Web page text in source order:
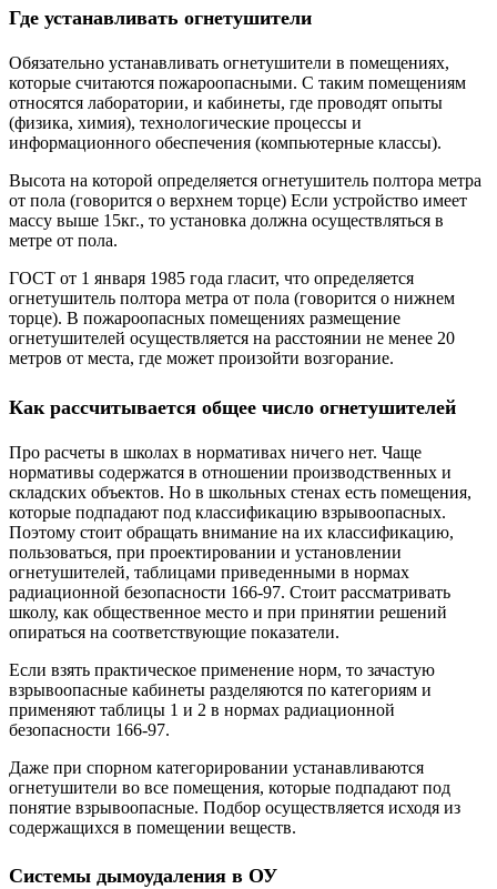
Где устанавливать огнетушители
Обязательно устанавливать огнетушители в помещениях,
которые считаются пожароопасными. С таким помещениям
относятся лаборатории, и кабинеты, где проводят опыты
(физика, химия), технологические процессы и
информационного обеспечения (компьютерные классы).
Высота на которой определяется огнетушитель полтора метра
от пола (говорится о верхнем торце) Если устройство имеет
массу выше 15кг., то установка должна осуществляться в
метре от пола.
ГОСТ от 1 января 1985 года гласит, что определяется
огнетушитель полтора метра от пола (говорится о нижнем
торце). В пожароопасных помещениях размещение
огнетушителей осуществляется на расстоянии не менее 20
метров от места, где может произойти возгорание.
Как рассчитывается общее число огнетушителей
Про расчеты в школах в нормативах ничего нет. Чаще
нормативы содержатся в отношении производственных и
складских объектов. Но в школьных стенах есть помещения,
которые подпадают под классификацию взрывоопасных.
Поэтому стоит обращать внимание на их классификацию,
пользоваться, при проектировании и установлении
огнетушителей, таблицами приведенными в нормах
радиационной безопасности 166-97. Стоит рассматривать
школу, как общественное место и при принятии решений
опираться на соответствующие показатели.
Если взять практическое применение норм, то зачастую
взрывоопасные кабинеты разделяются по категориям и
применяют таблицы 1 и 2 в нормах радиационной
безопасности 166-97.
Даже при спорном категорировании устанавливаются
огнетушители во все помещения, которые подпадают под
понятие взрывоопасные. Подбор осуществляется исходя из
содержащихся в помещении веществ.
Системы дымоудаления в ОУ